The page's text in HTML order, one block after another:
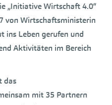
„Initiative Wirtschaft 4.0“
von Wirtschaftsministerin
ins Leben gerufen und
Aktivitäten im Bereich
das
mit 35 Partnern